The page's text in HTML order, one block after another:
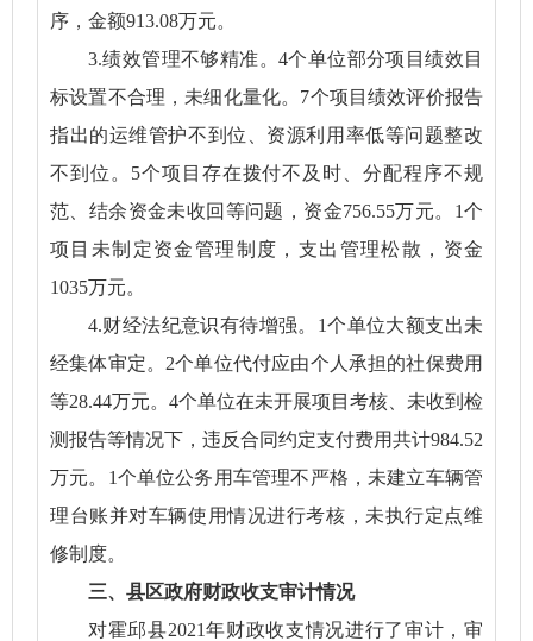
序，金额913.08万元。
3.绩效管理不够精准。4个单位部分项目绩效目
标设置不合理，未细化量化。7个项目绩效评价报告
指出的运维管护不到位、资源利用率低等问题整改
不到位。5个项目存在拨付不及时、分配程序不规
范、结余资金未收回等问题，资金756.55万元。1个
项目未制定资金管理制度，支出管理松散，资金
1035万元。
4.财经法纪意识有待增强。1个单位大额支出未
经集体审定。2个单位代付应由个人承担的社保费用
等28.44万元。4个单位在未开展项目考核、未收到检
测报告等情况下，违反合同约定支付费用共计984.52
万元。1个单位公务用车管理不严格，未建立车辆管
理台账并对车辆使用情况进行考核，未执行定点维
修制度。
三、县区政府财政收支审计情况
对霍邱县2021年财政收支情况进行了审计，审